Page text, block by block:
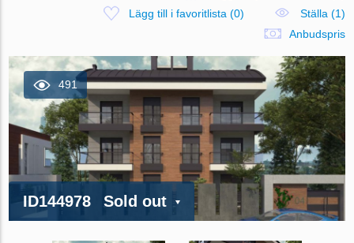
Lägg till i favoritlista (0)
Ställa (1)
Anbudspris
491
ID144978 Sold out